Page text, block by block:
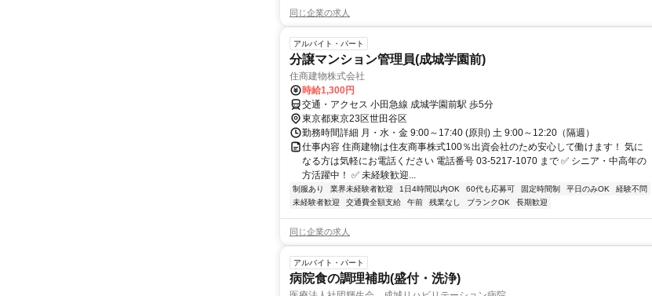
同じ企業の求人
アルバイト・パート
分譲マンション管理員(成城学園前)
住商建物株式会社
時給1,300円
交通・アクセス 小田急線 成城学園前駅 歩5分
東京都東京23区世田谷区
勤務時間詳細 月・水・金 9:00～17:40 (原則) 土 9:00～12:20（隔週）
仕事内容 住商建物は住友商事株式100％出資会社のため安心して働けます！ 気に
なる方は気軽にお電話ください 電話番号 03-5217-1070 まで ✅ シニア・中高年の
方活躍中！ ✅ 未経験歓迎...
制服あり 業界未経験者歓迎 1日4時間以内OK 60代も応募可 固定時間制 平日のみOK
経験不問
未経験者歓迎
交通費全額支給 午前 残業なし ブランクOK 長期歓迎
同じ企業の求人
アルバイト・パート
病院食の調理補助(盛付・洗浄)